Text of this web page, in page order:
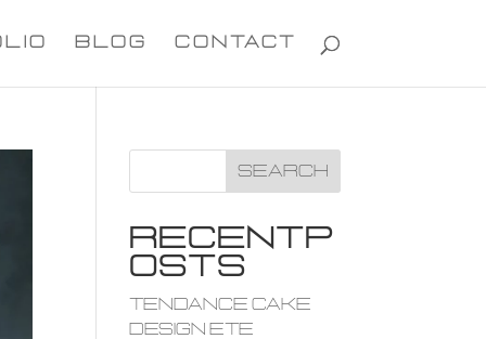
BLOG CONTACT
Search
R e c e n t P
o s t s
tendance cake
design ete